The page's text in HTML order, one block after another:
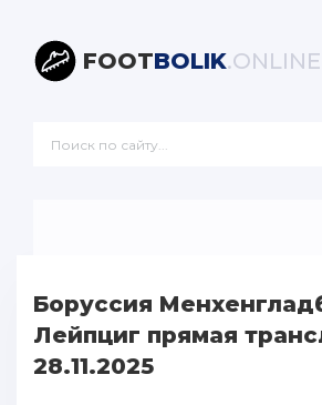
FOOTBOLIK.ONLINE
Боруссия
Лейпциг прямая
28.11.2025